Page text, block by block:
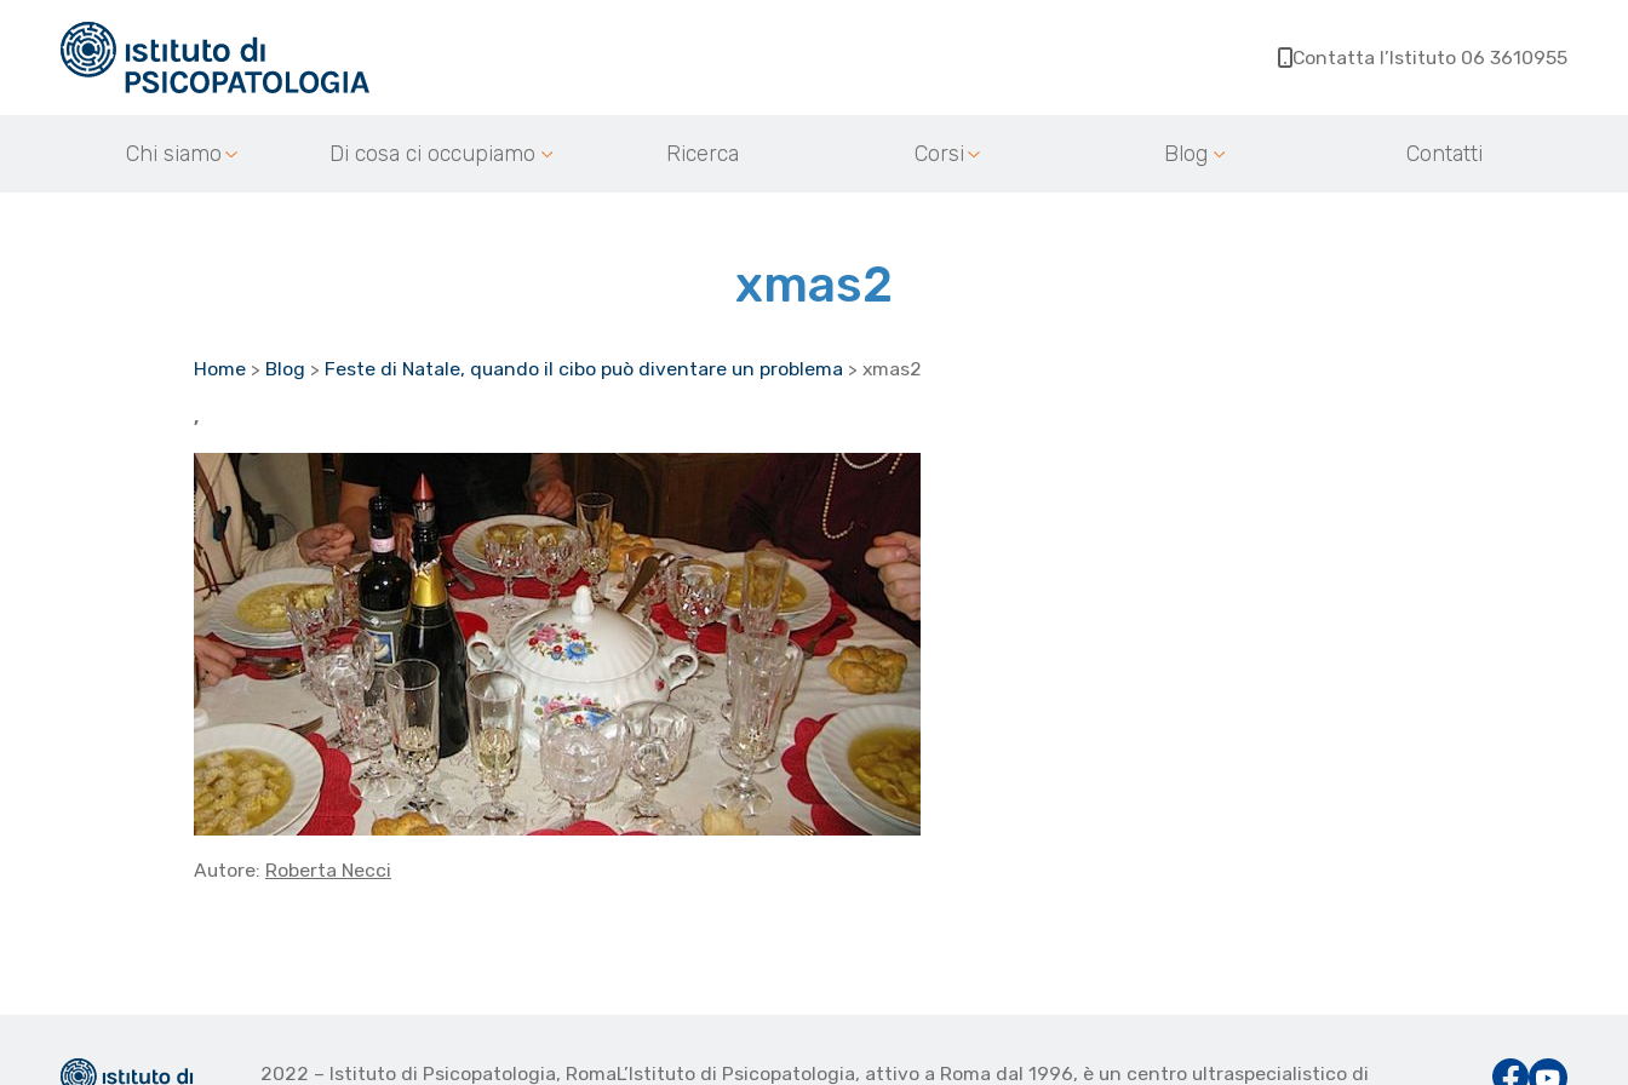
Contatta l’Istituto 06 3610955
Chi siamo Di cosa ci occupiamo Ricerca Corsi Blog Contatti
xmas2
Home > Blog > Feste di Natale, quando il cibo può diventare un problema > xmas2
,
Autore: Roberta Necci
2022 – Istituto di Psicopatologia, RomaL’Istituto di Psicopatologia, attivo a Roma dal 1996, è un centro ultraspecialistico di